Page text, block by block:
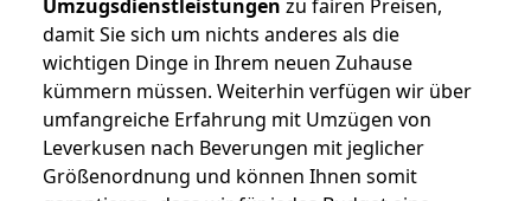
Umzugsdienstleistungen zu fairen Preisen,
damit Sie sich um nichts anderes als die
wichtigen Dinge in Ihrem neuen Zuhause
kümmern müssen. Weiterhin verfügen wir über
umfangreiche Erfahrung mit Umzügen von
Leverkusen nach Beverungen mit jeglicher
Größenordnung und können Ihnen somit